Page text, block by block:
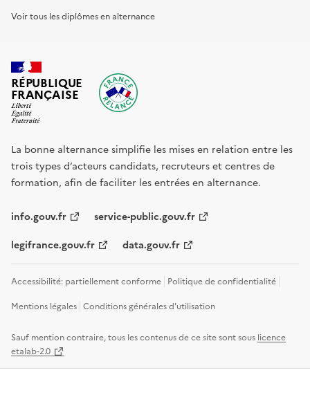
Voir tous les diplômes en alternance
RÉPUBLIQUE
FRANÇAISE
La bonne alternance simplifie les mises en relation entre les
trois types d’acteurs candidats, recruteurs et centres de
formation, afin de faciliter les entrées en alternance.
info.gouv.fr service-public.gouv.fr
legifrance.gouv.fr data.gouv.fr
Accessibilité: partiellement conforme Politique de confidentialité
Mentions légales Conditions générales d'utilisation
Sauf mention contraire, tous les contenus de ce site sont sous licence
etalab-2.0